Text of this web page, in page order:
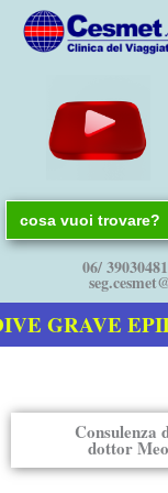
Search
for:
06/
EPIDEMIA
Consulenza
dottor Meo